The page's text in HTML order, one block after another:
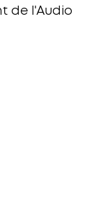
de l'Audio